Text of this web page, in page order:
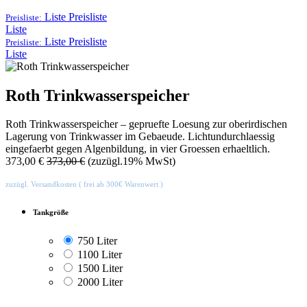
Preisliste: Liste Preisliste
Liste
Preisliste: Liste Preisliste
Liste
Roth Trinkwasserspeicher
Roth Trinkwasserspeicher – gepruefte Loesung zur oberirdischen
Lagerung von Trinkwasser im Gebaeude. Lichtundurchlaessig
eingefaerbt gegen Algenbildung, in vier Groessen erhaeltlich.
373,00 € 373,00€ (zuzügl.19% MwSt)
zuzügl. Versandkosten ( frei ab 300€ Warenwert )
Tankgröße
750 Liter
1100 Liter
1500 Liter
2000 Liter